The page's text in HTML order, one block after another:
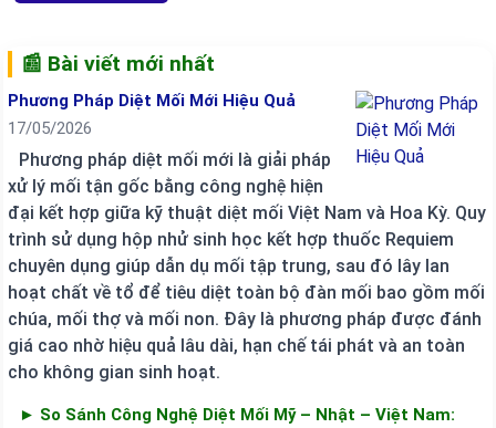
📰 Bài viết mới nhất
Phương Pháp Diệt Mối Mới Hiệu Quả
17/05/2026
Phương pháp diệt mối mới là giải pháp
xử lý mối tận gốc bằng công nghệ hiện
đại kết hợp giữa kỹ thuật diệt mối Việt Nam và Hoa Kỳ. Quy
trình sử dụng hộp nhử sinh học kết hợp thuốc Requiem
chuyên dụng giúp dẫn dụ mối tập trung, sau đó lây lan
hoạt chất về tổ để tiêu diệt toàn bộ đàn mối bao gồm mối
chúa, mối thợ và mối non. Đây là phương pháp được đánh
giá cao nhờ hiệu quả lâu dài, hạn chế tái phát và an toàn
cho không gian sinh hoạt.
► So Sánh Công Nghệ Diệt Mối Mỹ – Nhật – Việt Nam: